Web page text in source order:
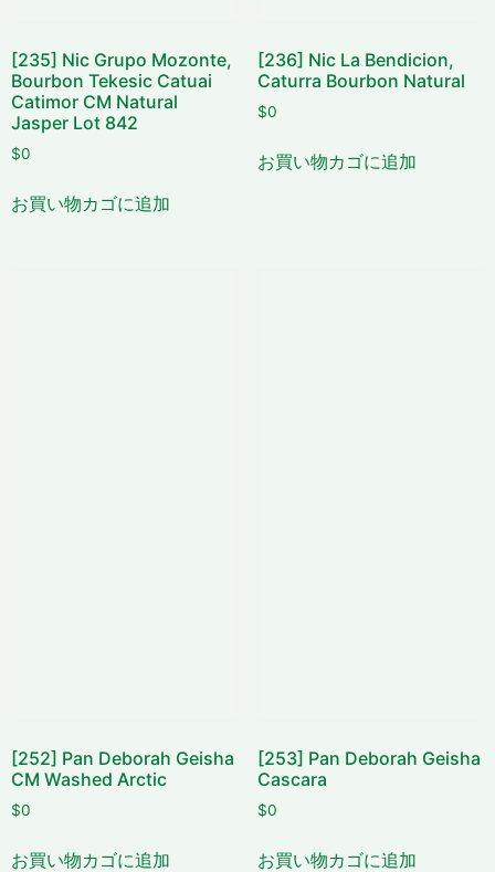
[235] Nic Grupo Mozonte,
Bourbon Tekesic Catuai
Catimor CM Natural
Jasper Lot 842
$0
お買い物カゴに追加
[236] Nic La Bendicion,
Caturra Bourbon Natural
$0
お買い物カゴに追加
[252] Pan Deborah Geisha
CM Washed Arctic
$0
お買い物カゴに追加
[253] Pan Deborah Geisha
Cascara
$0
お買い物カゴに追加